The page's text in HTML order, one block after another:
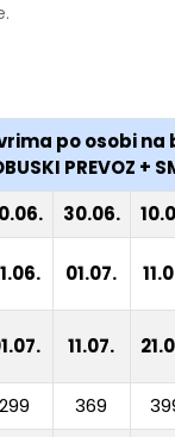
po osobi na
PREVOZ +
30.06.
01.07.
11.07.
299 369